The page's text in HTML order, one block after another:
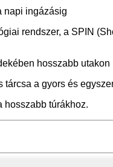
napi ingázásig
rendszer, a SPIN
hosszabb utakon
a gyors és
hosszabb túrákhoz.